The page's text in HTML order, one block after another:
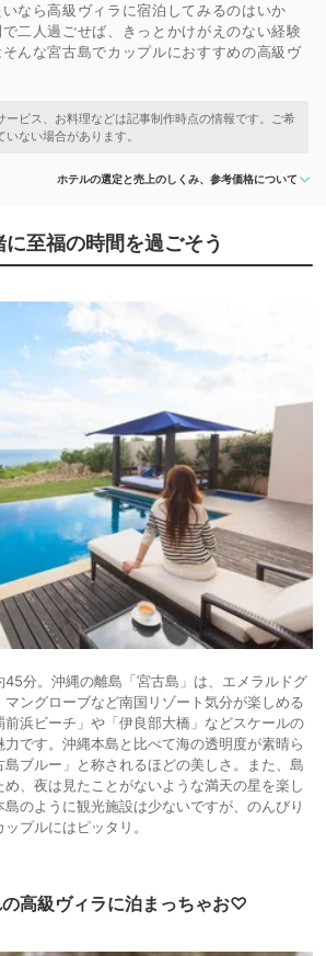
なら高級ヴィラに宿泊してみるのはいか
二人過ごせば、きっとかけがえのない経験
んな宮古島でカップルにおすすめの高級ヴ
ホテルの選定と売上のしくみ、参考価格について
至福の時間を過ごそう
分。沖縄の離島「宮古島」は、エメラルドグ
マングローブなど南国リゾート気分が楽しめる
前浜ビーチ」や「伊良部大橋」などスケールの
です。沖縄本島と比べて海の透明度が素晴ら
島ブルー」と称されるほどの美しさ。また、島
、夜は見たことがないような満天の星を楽し
のように観光施設は少ないですが、のんびり
プルにはピッタリ。
高級ヴィラに泊まっちゃお♡